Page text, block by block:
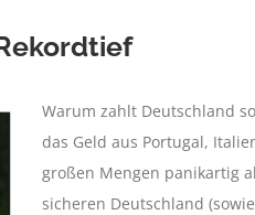
Warum zahlt Deutschland
das Geld aus Portugal,
großen Mengen panikartig
sicheren Deutschland